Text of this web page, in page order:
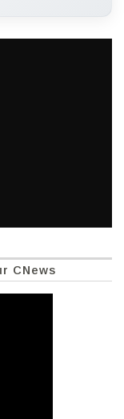
CNews